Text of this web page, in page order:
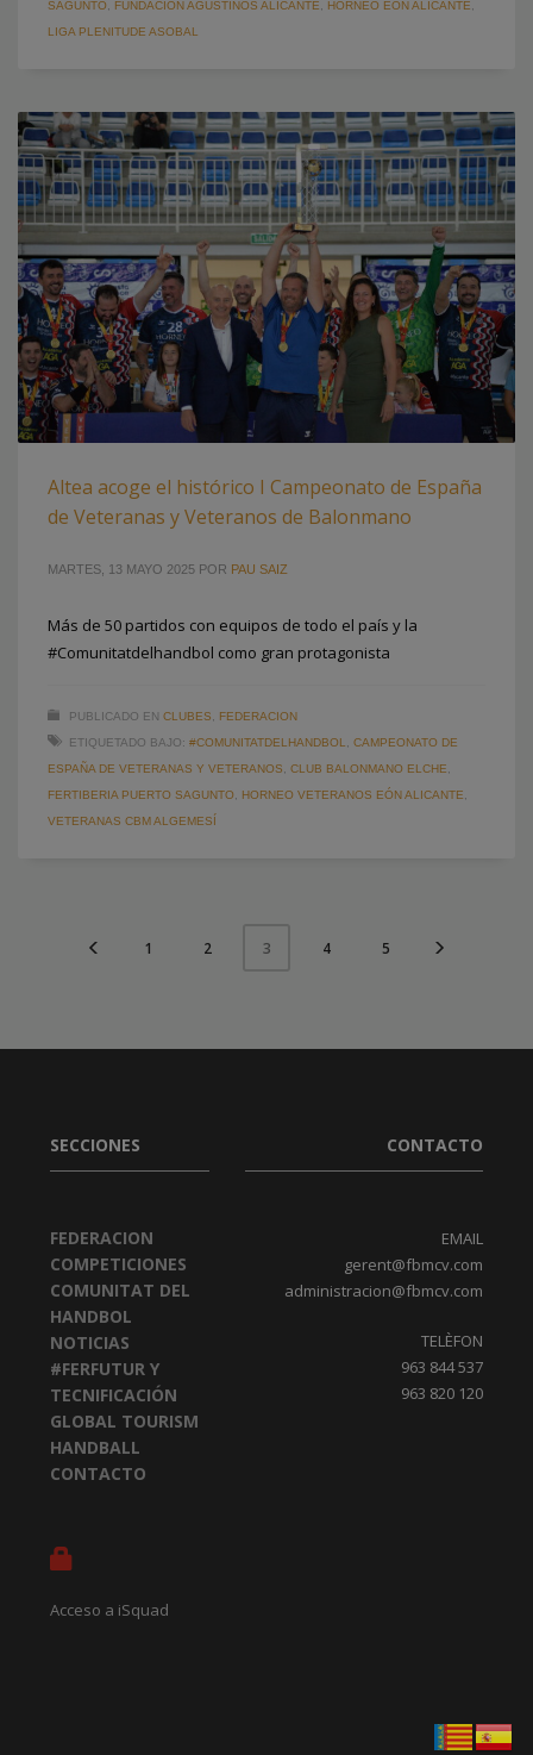
SAGUNTO
FUNDACIÓN AGUSTINOS ALICANTE HORNEO EON ALICANTE
LIGA PLENITUDE ASOBAL
Altea acoge el histórico I Campeonato de España
de Veteranas y Veteranos de Balonmano
MARTES, 13 MAYO 2025 POR PAU SAIZ
Más de 50 partidos con equipos de todo el país y la
#Comunitatdelhandbol como gran protagonista
PUBLICADO EN CLUBES
FEDERACION
ETIQUETADO BAJO: #COMUNITATDELHANDBOL
CAMPEONATO DE
ESPAÑA DE VETERANAS Y VETERANOS
CLUB BALONMANO ELCHE
FERTIBERIA PUERTO SAGUNTO
HORNEO VETERANOS EÓN ALICANTE
VETERANAS CBM ALGEMESÍ
1 2 3 4 5
SECCIONES
FEDERACION
COMPETICIONES
COMUNITAT DEL
HANDBOL
NOTICIAS
#FERFUTUR Y
TECNIFICACIÓN
GLOBAL TOURISM
HANDBALL
CONTACTO
Acceso a iSquad
CONTACTO
EMAIL
gerent@fbmcv.com
administracion@fbmcv.com
TELÈFON
963 844 537
963 820 120